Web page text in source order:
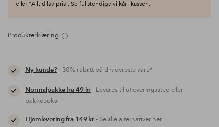
eller "Alltid lav pris". Se fullstendige vilkår i kassen.
Produkterklæring
Ny kunde?- 30% rabatt på din dyreste vare*
Normalpakke fra 49 kr- Leveres til utleveringssted eller
pakkeboks
Hjemlevering fra 149 kr- Se alle alternativer her